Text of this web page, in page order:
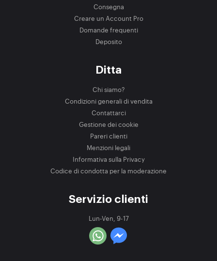
Consegna
Creare un Account Pro
Domande frequenti
Deposito
Ditta
Chi siamo?
Condizioni generali di vendita
Contattarci
Gestione dei cookie
Pareri clienti
Menzioni legali
Informativa sulla Privacy
Codice di condotta per la moderazione
Servizio clienti
Lun-Ven, 9-17